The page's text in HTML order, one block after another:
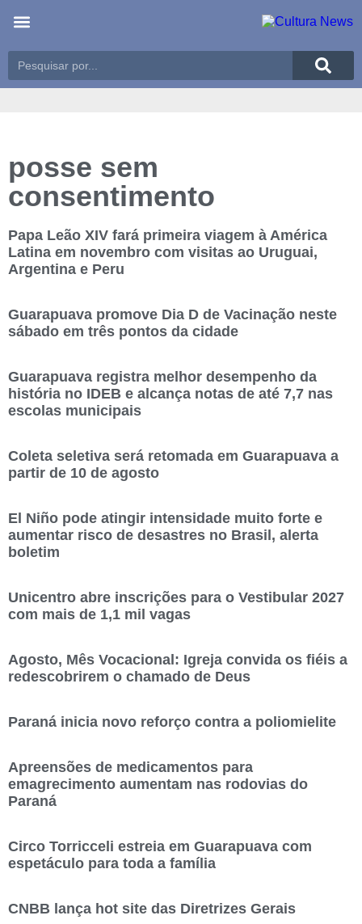
posse sem
consentimento
Papa Leão XIV fará primeira viagem à América
Latina em novembro com visitas ao Uruguai,
Argentina e Peru
Guarapuava promove Dia D de Vacinação neste
sábado em três pontos da cidade
Guarapuava registra melhor desempenho da
história no IDEB e alcança notas de até 7,7 nas
escolas municipais
Coleta seletiva será retomada em Guarapuava a
partir de 10 de agosto
El Niño pode atingir intensidade muito forte e
aumentar risco de desastres no Brasil, alerta
boletim
Unicentro abre inscrições para o Vestibular 2027
com mais de 1,1 mil vagas
Agosto, Mês Vocacional: Igreja convida os fiéis a
redescobrirem o chamado de Deus
Paraná inicia novo reforço contra a poliomielite
Apreensões de medicamentos para
emagrecimento aumentam nas rodovias do
Paraná
Circo Torricceli estreia em Guarapuava com
espetáculo para toda a família
CNBB lança hot site das Diretrizes Gerais